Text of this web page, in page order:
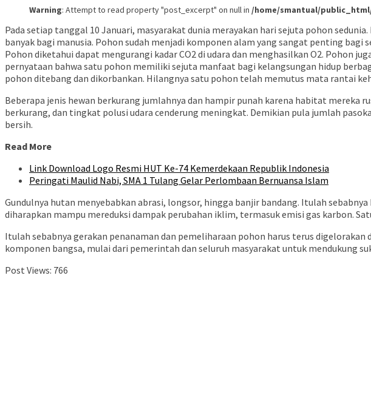
Warning: Attempt to read property "post_excerpt" on null in /home/smantual/
Pada setiap tanggal 10 Januari, masyarakat dunia merayakan hari sejuta pohon
banyak bagi manusia. Pohon sudah menjadi komponen alam yang sangat penting bagi
Pohon diketahui dapat mengurangi kadar CO2 di udara dan menghasilkan O2. Pohon
pernyataan bahwa satu pohon memiliki sejuta manfaat bagi kelangsungan hidup
pohon ditebang dan dikorbankan. Hilangnya satu pohon telah memutus mata rantai
Beberapa jenis hewan berkurang jumlahnya dan hampir punah karena habitat mereka
berkurang, dan tingkat polusi udara cenderung meningkat. Demikian pula jumlah
bersih.
Read More
Link Download Logo Resmi HUT Ke-74 Kemerdekaan Republik Indonesia
Peringati Maulid Nabi, SMA 1 Tulang Gelar Perlombaan Bernuansa Islam
Gundulnya hutan menyebabkan abrasi, longsor, hingga banjir bandang. Itulah
diharapkan mampu mereduksi dampak perubahan iklim, termasuk emisi gas karbon.
Itulah sebabnya gerakan penanaman dan pemeliharaan pohon harus terus
komponen bangsa, mulai dari pemerintah dan seluruh masyarakat untuk mendukung
Post Views: 766